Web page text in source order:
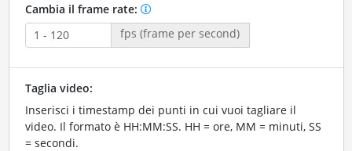
Cambia il frame rate:
fps (frame per second)
Taglia video:
Inserisci i timestamp dei punti in cui vuoi tagliare il
video. Il formato è HH:MM:SS. HH = ore, MM = minuti, SS
= secondi.